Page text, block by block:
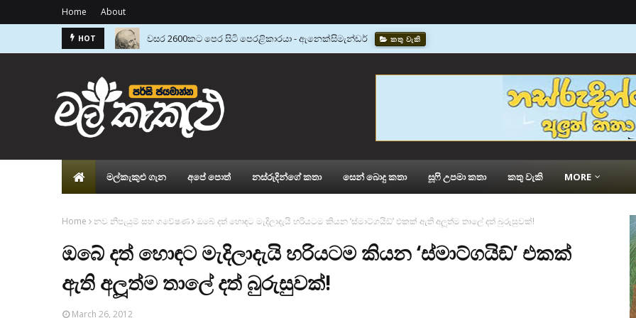
Home About
HOT
වසර 2600කට පෙර සිටි පෙරළිකාරයා - ඇනෙක්සිමැන්ඩර් කතු වැකි
මිනිසාට මරු කැඳවන ලොව බිහිසුණුම සතා කවරෙක්ද? කතු වැකි
මල්කැකුළු ගැන අපේ පොත් නස්රුදින්ගේ කතා සෙන් බොදු කතා සූෆි උපමා කතා කතු වැකි MORE
Home නව නිපැයුම් සහ ගවේෂණ ඔබේ දත් හොඳට මැදිලාදැයි හරියටම කියන ‘ස්මාට්ගයිඞ්’ එකක් ඇති අලූත්ම තාලේ දත් බුරුසුවක්!
ඔබේ දත් හොඳට මැදිලාදැයි හරියටම කියන ‘ස්මාට්ගයිඞ්’ එකක්
ඇති අලූත්ම තාලේ දත් බුරුසුවක්!
March 26, 2012